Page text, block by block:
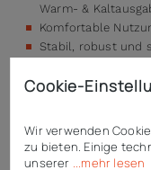
Warm- &
Komfortable
Stabil, robust und
Technische Daten
Cookie-
Wir verwenden
zu bieten. Einige
unserer
...mehr lesen